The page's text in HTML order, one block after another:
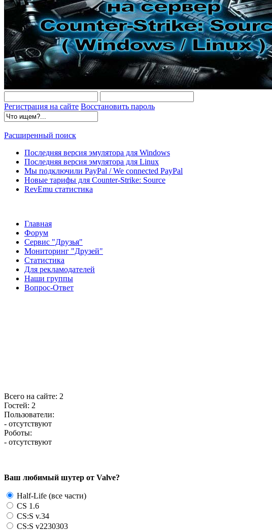
Регистрация на сайте Восстановить пароль
Расширенный поиск
Последняя версия эмулятора для Windows
Последняя версия эмулятора для Linux
Мы подключили PayPal / We connected PayPal
Новые тарифы для Counter-Strike: Source
RevEmu статистика
Главная
Форум
Сервис "Друзья"
Мониторинг "Друзей"
Статистика
Для рекламодателей
Наши группы
Вопрос-Ответ
Всего на сайте: 2
Гостей: 2
Пользователи:
- отсутствуют
Роботы:
- отсутствуют
Ваш любимый шутер от Valve?
Half-Life (все части)
CS 1.6
CS:S v.34
CS:S v2230303